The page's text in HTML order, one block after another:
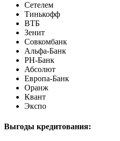
Сетелем
Тинькофф
ВТБ
Зенит
Совкомбанк
Альфа-Банк
РН-Банк
Абсолют
Европа-Банк
Оранж
Квант
Экспо
Выгоды кредитования: